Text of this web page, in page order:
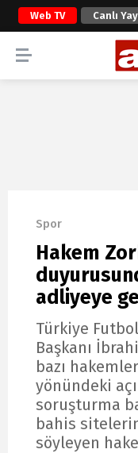
Web TV Canlı
Spor
Hakem
adliyeye
Türkiye
Başkanı
bazı
yönündeki
soruşturma
bahis
söyleyen